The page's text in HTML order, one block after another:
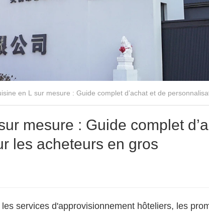
en L sur mesure : Guide complet d’achat et de
mesure : Guide complet
les acheteurs en gros
services d'approvisionnement hôteliers, les